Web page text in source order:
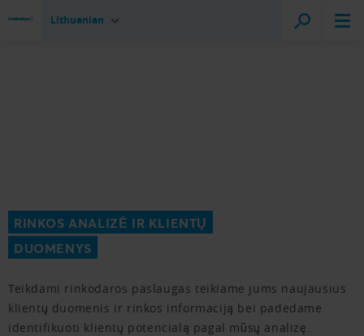
Lithuanian
RINKOS ANALIZĖ IR KLIENTŲ
DUOMENYS
Teikdami rinkodaros paslaugas teikiame jums naujausius
klientų duomenis ir rinkos informaciją bei padedame
identifikuoti klientų potencialą pagal mūsų analizę.